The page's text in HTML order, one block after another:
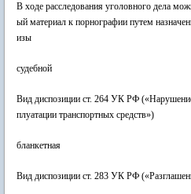
В ходе расследования уголовного дела
ый материал к порнографии путем
изы
судебной
Вид диспозиции ст. 264 УК РФ
плуатации транспортных средств»)
бланкетная
Вид диспозиции ст. 283 УК РФ